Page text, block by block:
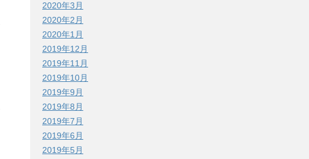
2020年3月
2020年2月
2020年1月
2019年12月
2019年11月
2019年10月
2019年9月
2019年8月
2019年7月
2019年6月
2019年5月